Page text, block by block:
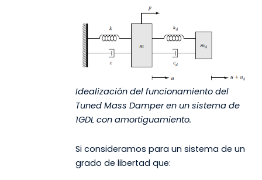
Idealización del funcionamiento del
Tuned Mass Damper en un sistema de
1GDL con amortiguamiento.
Si consideramos para un sistema de un
grado de libertad que: